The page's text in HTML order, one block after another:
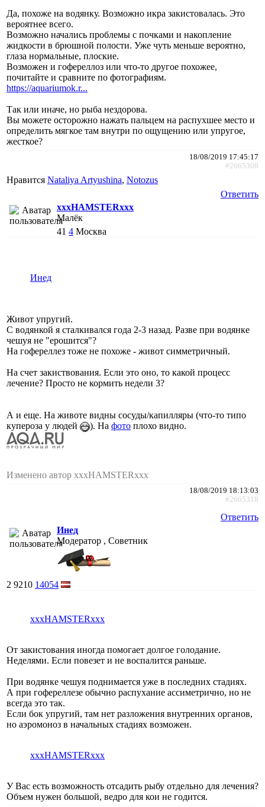
Да, похоже на водянку. Возможно икра закистовалась. Это
вероятнее всего.
Возможно начались проблемы с почками и накопление
жидкости в брюшной полости. Уже чуть меньше вероятно,
глаза нормальные, плоские.
Возможен и гофереллоз или что-то другое похожее,
почитайте и сравните по фотографиям.
https://aquariumok.r...
Так или иначе, но рыба нездорова.
Вы можете осторожно нажать пальцем на распухшее место и
определить мягкое там внутри по ощущению или упругое,
жесткое?
18/08/2019 17:45:17
#2665308
Нравится Nataliya Artyushina, Notozus
Ответить
xxxHAMSTERxxx
Малёк
41 4 Москва
Инед
Живот упругий.
С водянкой я сталкивался года 2-3 назад. Разве при водянке
чешуя не "ерошится"?
На гофереллез тоже не похоже - живот симметричный.
На счет закиствования. Если это оно, то какой процесс
лечение? Просто не кормить недели 3?
А и еще. На животе видны сосуды/капилляры (что-то типо
купероза у людей
). На фото плохо видно.
Изменено автор xxxHAMSTERxxx
18/08/2019 18:13:03
#2665318
Ответить
Инед
Модератор , Советник
2 9210 14054
xxxHAMSTERxxx
От закистования иногда помогает долгое голодание.
Неделями. Если повезет и не воспалится раньше.
При водянке чешуя поднимается уже в последних стадиях.
А при гофереллезе обычно распухание ассиметрично, но не
всегда это так.
Если бок упругий, там нет разложения внутренних органов,
но аэромоноз в начальных стадиях возможен.
xxxHAMSTERxxx
У Вас есть возможность отсадить рыбу отдельно для лечения?
Объем нужен большой, ведро для кои не годится.